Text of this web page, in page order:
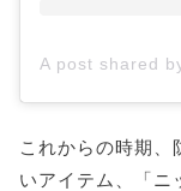
これからの時期、
いアイテム、「ニ